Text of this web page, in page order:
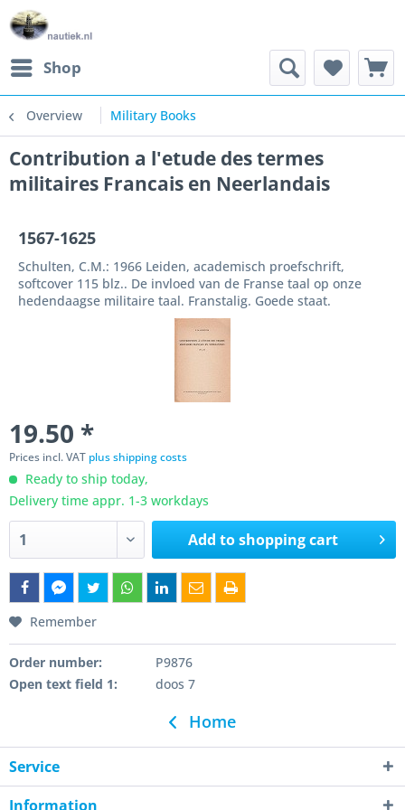
Shop
Overview Military Books
Contribution a l'etude des termes
militaires Francais en Neerlandais
1567-1625
Schulten, C.M.: 1966 Leiden, academisch proefschrift,
softcover 115 blz.. De invloed van de Franse taal op onze
hedendaagse militaire taal. Franstalig. Goede staat.
19.50 *
Prices incl. VAT plus shipping costs
Ready to ship today,
Delivery time appr. 1-3 workdays
Add toshopping cart
Remember
Order number:
P9876
Open text field 1:
doos 7
Home
Service
Information